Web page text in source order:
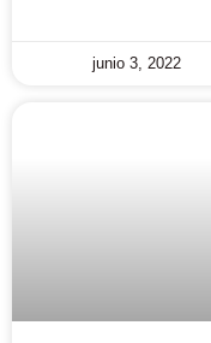
junio 3, 2022